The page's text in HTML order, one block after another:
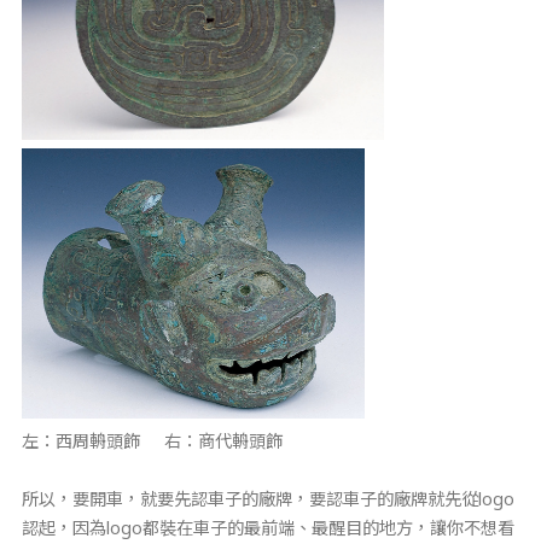
左：西周輈頭飾 右：商代輈頭飾
所以，要開車，就要先認車子的廠牌，要認車子的廠牌就先從logo
認起，因為logo都裝在車子的最前端、最醒目的地方，讓你不想看